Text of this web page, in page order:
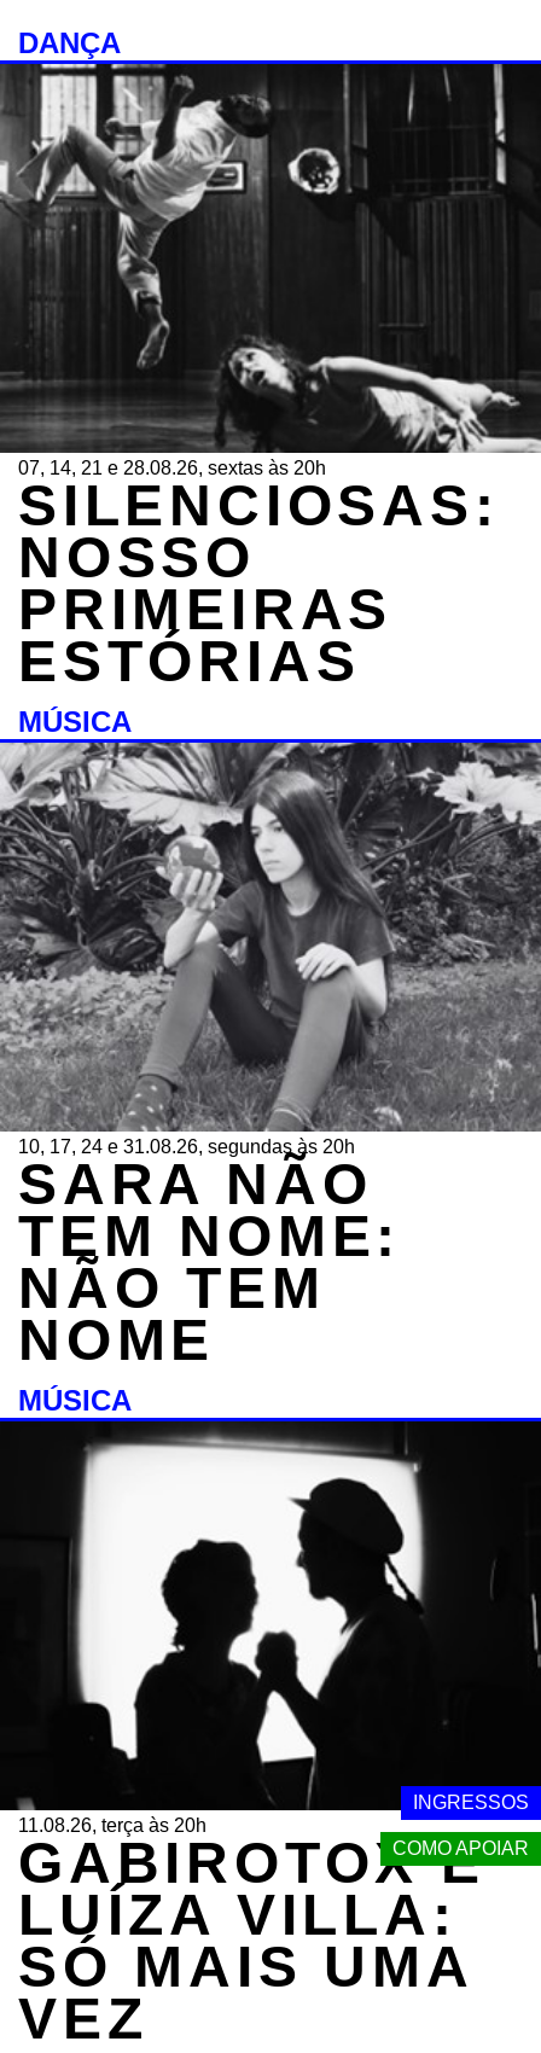
INGRESSOS
COMO APOIAR
DANÇA
07, 14, 21 e 28.08.26, sextas às 20h
SILENCIOSAS:
NOSSO
PRIMEIRAS
ESTÓRIAS
MÚSICA
10, 17, 24 e 31.08.26, segundas às 20h
SARA NÃO
TEM NOME:
NÃO TEM
NOME
MÚSICA
11.08.26, terça às 20h
GABIROTOX E
LUÍZA VILLA:
SÓ MAIS UMA
VEZ